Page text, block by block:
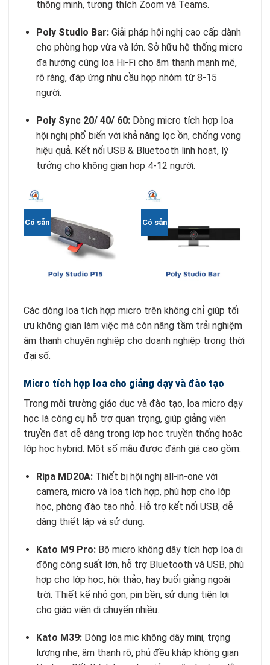
thông minh, tương thích Zoom và Teams.
Poly Studio Bar:Giải pháp hội nghị cao cấp dành
cho phòng họp vừa và lớn. Sở hữu hệ thống micro
đa hướng cùng loa Hi-Fi cho âm thanh mạnh mẽ,
rõ ràng, đáp ứng nhu cầu họp nhóm từ 8-15
người.
Poly Sync 20/ 40/ 60:Dòng micro tích hợp loa
hội nghị phổ biến với khả năng lọc ồn, chống vọng
hiệu quả. Kết nối USB & Bluetooth linh hoạt, lý
tưởng cho không gian họp 4-12 người.
Có sẵn Có sẵn
Các dòng loa tích hợp micro trên không chỉ giúp tối
ưu không gian làm việc mà còn nâng tầm trải nghiệm
âm thanh chuyên nghiệp cho doanh nghiệp trong thời
đại số.
Micro tích hợp loa cho giảng dạy và đào tạo
Trong môi trường giáo dục và đào tạo, loa micro dạy
học là công cụ hỗ trợ quan trọng, giúp giảng viên
truyền đạt dễ dàng trong lớp học truyền thống hoặc
lớp học hybrid. Một số mẫu được đánh giá cao gồm:
Ripa MD20A:Thiết bị hội nghị all-in-one với
camera, micro và loa tích hợp, phù hợp cho lớp
học, phòng đào tạo nhỏ. Hỗ trợ kết nối USB, dễ
dàng thiết lập và sử dụng.
Kato M9 Pro:Bộ micro không dây tích hợp loa di
động công suất lớn, hỗ trợ Bluetooth và USB, phù
hợp cho lớp học, hội thảo, hay buổi giảng ngoài
trời. Thiết kế nhỏ gọn, pin bền, sử dụng tiện lợi
cho giáo viên di chuyển nhiều.
Kato M39:Dòng loa mic không dây mini, trọng
lượng nhẹ, âm thanh rõ, phủ đều khắp không gian